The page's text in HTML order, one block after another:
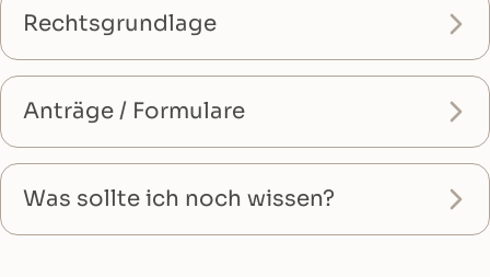
Rechtsgrundlage
Anträge / Formulare
Was sollte ich noch wissen?